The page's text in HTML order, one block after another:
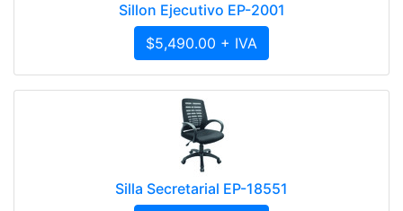
Sillon Ejecutivo EP-2001
$5,490.00 + IVA
Silla Secretarial EP-18551